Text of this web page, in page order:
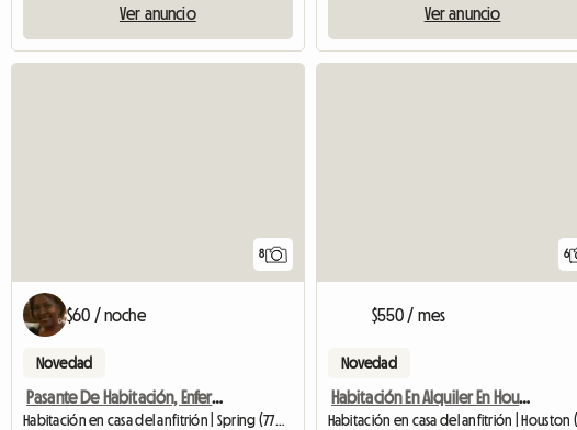
Ver anuncio Ver anuncio
8
$60 / noche
Novedad
Pasante De Habitación, Enfermera Itinerante, Estudiante
Habitación en casa del anfitrión | Spring (77379)
6
$550 / mes
Novedad
Habitación En Alquiler En Houston Cerca De Katy